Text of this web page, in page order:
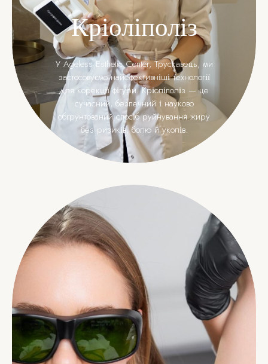
Кріоліполіз
У Ageless Esthetic Center, Трускавець, ми
застосовуємо найефективніші технології
для корекції фігури. Кріоліполіз — це
сучасний, безпечний і науково
обґрунтований спосіб руйнування жиру
без ризиків, болю й уколів.